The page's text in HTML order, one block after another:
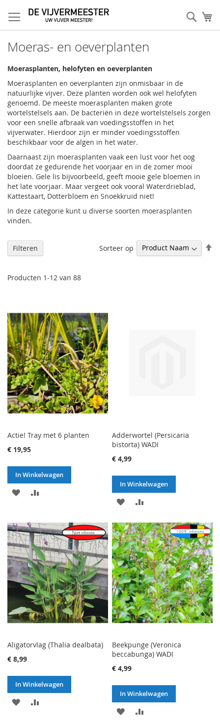
naar
de
inhoud
Moeras- en oeverplanten
Moerasplanten, helofyten en oeverplanten
Moerasplanten en oeverplanten zijn onmisbaar in de
natuurlijke vijver. Deze planten worden ook wel helofyten
genoemd. De meeste moerasplanten maken grote
wortelstelsels aan. De bacteriën in deze wortelstelsels zorgen
voor een snelle afbraak van voedingsstoffen in het
vijverwater. Hierdoor zijn er minder voedingsstoffen
beschikbaar voor de algen in het water.
Daarnaast zijn moerasplanten vaak een lust voor het oog
doordat ze gedurende het voorjaar en in de zomer mooi
bloeien. Gele lis bijvoorbeeld, geeft mooie gele bloemen in
het late voorjaar. Maar vergeet ook vooral Waterdrieblad,
Kattestaart, Dotterbloem en Snoekkruid niet!
In deze categorie kunt u diverse soorten moerasplanten
vinden.
Producten 1-12 van 88
Sorteer op
Actie! Tray met 6 planten
€ 19,95
In Winkelwagen
VOEG
AAN
VERLANGLIJST
TE
VERGELIJKEN
Adderwortel (Persicaria
bistorta) WADI
€ 4,99
In Winkelwagen
VOEG
AAN
VERLANGLIJST
TE
VERGELIJKEN
Aligatorvlag (Thalia dealbata)
€ 8,99
In Winkelwagen
VOEG
Beekpunge (Veronica
beccabunga) WADI
€ 4,99
In Winkelwagen
VOEG
Filteren